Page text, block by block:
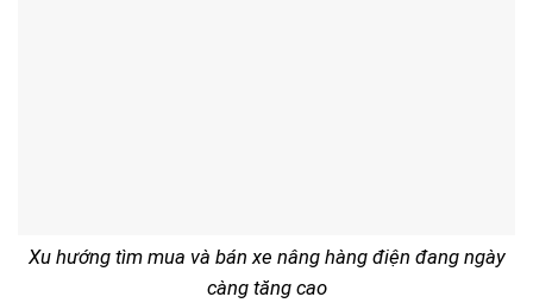
Xu hướng tìm mua và bán xe nâng hàng điện đang ngày
càng tăng cao